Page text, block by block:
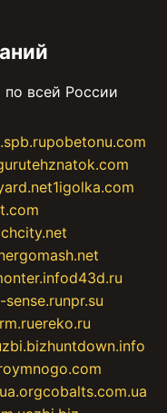
по всей России
pobetonu.com
tehznatok.com
1igolka.com
d43d.ru
sense.runpr.su
ereko.ru
zbi.bizhuntdown.info
cobalts.com.ua